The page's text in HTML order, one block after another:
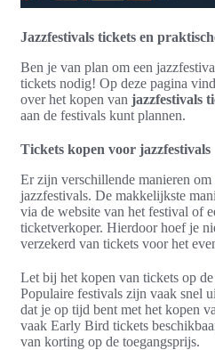
Jazzfestivals tickets en
Ben je van plan om een
tickets nodig! Op deze pagina
over het kopen van jazzfestivals
aan de festivals kunt plannen.
Tickets kopen voor jazzfestivals
Er zijn verschillende manieren
jazzfestivals. De makkelijkste
via de website van het festival of
ticketverkoper. Hierdoor hoef je
verzekerd van tickets voor het
Let bij het kopen van tickets op
Populaire festivals zijn vaak snel
dat je op tijd bent met het kopen
vaak Early Bird tickets
van korting op de toegangsprijs.